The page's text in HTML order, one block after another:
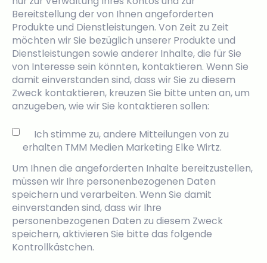
Bereitstellung der von Ihnen angeforderten
Produkte und Dienstleistungen. Von Zeit zu Zeit
möchten wir Sie bezüglich unserer Produkte und
Dienstleistungen sowie anderer Inhalte, die für Sie
von Interesse sein könnten, kontaktieren. Wenn Sie
damit einverstanden sind, dass wir Sie zu diesem
Zweck kontaktieren, kreuzen Sie bitte unten an, um
anzugeben, wie wir Sie kontaktieren sollen:
Ich stimme zu, andere Mitteilungen von zu
erhalten TMM Medien Marketing Elke Wirtz.
Um Ihnen die angeforderten Inhalte bereitzustellen,
müssen wir Ihre personenbezogenen Daten
speichern und verarbeiten. Wenn Sie damit
einverstanden sind, dass wir Ihre
personenbezogenen Daten zu diesem Zweck
speichern, aktivieren Sie bitte das folgende
Kontrollkästchen.